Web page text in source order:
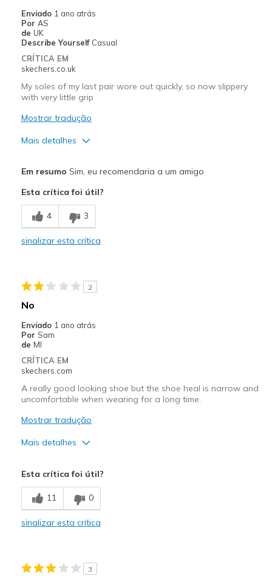
Width
Sizing
Feels true to size
View On Shoes
Enviado 1 ano atrás
Por AS
de UK
Describe Yourself Casual
CRÍTICA EM
skechers.co.uk
My soles of my last pair wore out quickly, so now slippery
with very little grip
Mostrar tradução
Mais detalhes
Contras
Wear Out Quickly
Feels true to width
Sizing
View On Shoes
Em resumo Sim, eu recomendaria a um amigo
Esta crítica foi útil?
4 3
sinalizar esta crítica
2
No
Enviado 1 ano atrás
Por Sam
de MI
CRÍTICA EM
skechers.com
A really good looking shoe but the shoe heal is narrow and
uncomfortable when wearing for a long time.
Mostrar tradução
Mais detalhes
Width
Feels too narrow
Sizing
Feels full size too small
Esta crítica foi útil?
11 0
sinalizar esta crítica
3